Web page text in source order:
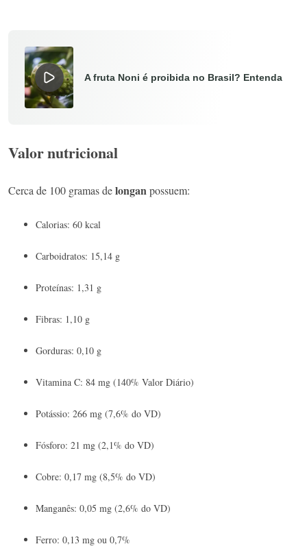
A fruta Noni é proibida no Brasil? Entenda
Valor nutricional
Cerca de 100 gramas delonganpossuem:
Calorias: 60 kcal
Carboidratos: 15,14 g
Proteínas: 1,31 g
Fibras: 1,10 g
Gorduras: 0,10 g
Vitamina C: 84 mg (140% Valor Diário)
Potássio: 266 mg (7,6% do VD)
Fósforo: 21 mg (2,1% do VD)
Cobre: ​​0,17 mg (8,5% do VD)
Manganês: 0,05 mg (2,6% do VD)
Ferro: 0,13 mg ou 0,7%